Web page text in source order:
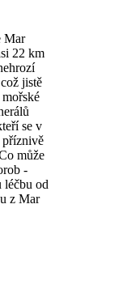
Mar
22 km
jistě
se v
příznivě
může
-
léčbu od
z Mar